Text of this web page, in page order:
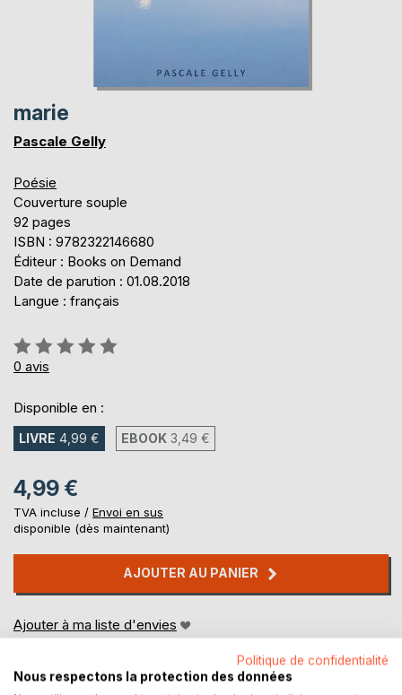
marie
Pascale Gelly
Poésie
Couverture souple
92 pages
ISBN : 9782322146680
Éditeur : Books on Demand
Date de parution : 01.08.2018
Langue : français
Évaluation:
0%
0 avis
Disponible en :
LIVRE 4,99 € EBOOK 3,49 €
4,99 €
TVA incluse / Envoi en sus
disponible (dès maintenant)
AJOUTER AU PANIER
Ajouter à ma liste d'envies
Politique de confidentialité
Nous respectons la protection des données